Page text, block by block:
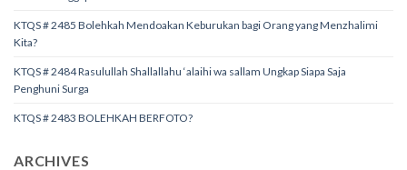
KTQS # 2485 Bolehkah Mendoakan Keburukan bagi Orang yang Menzhalimi
Kita?
KTQS # 2484 Rasulullah Shallallahu ‘alaihi wa sallam Ungkap Siapa Saja
Penghuni Surga
KTQS # 2483 BOLEHKAH BERFOTO?
ARCHIVES